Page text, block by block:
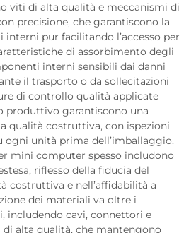
viti di alta qualità e meccanismi di
precisione, che garantiscono la
pur facilitando l’accesso per
di assorbimento degli
interni sensibili dai danni
il trasporto o da sollecitazioni
di controllo qualità applicate
produttivo garantiscono una
qualità costruttiva, con ispezioni
unità prima dell’imballaggio.
mini computer spesso includono
riflesso della fiducia del
costruttiva e nell’affidabilità a
dei materiali va oltre i
includendo cavi, connettori e
alta qualità, che mantengono